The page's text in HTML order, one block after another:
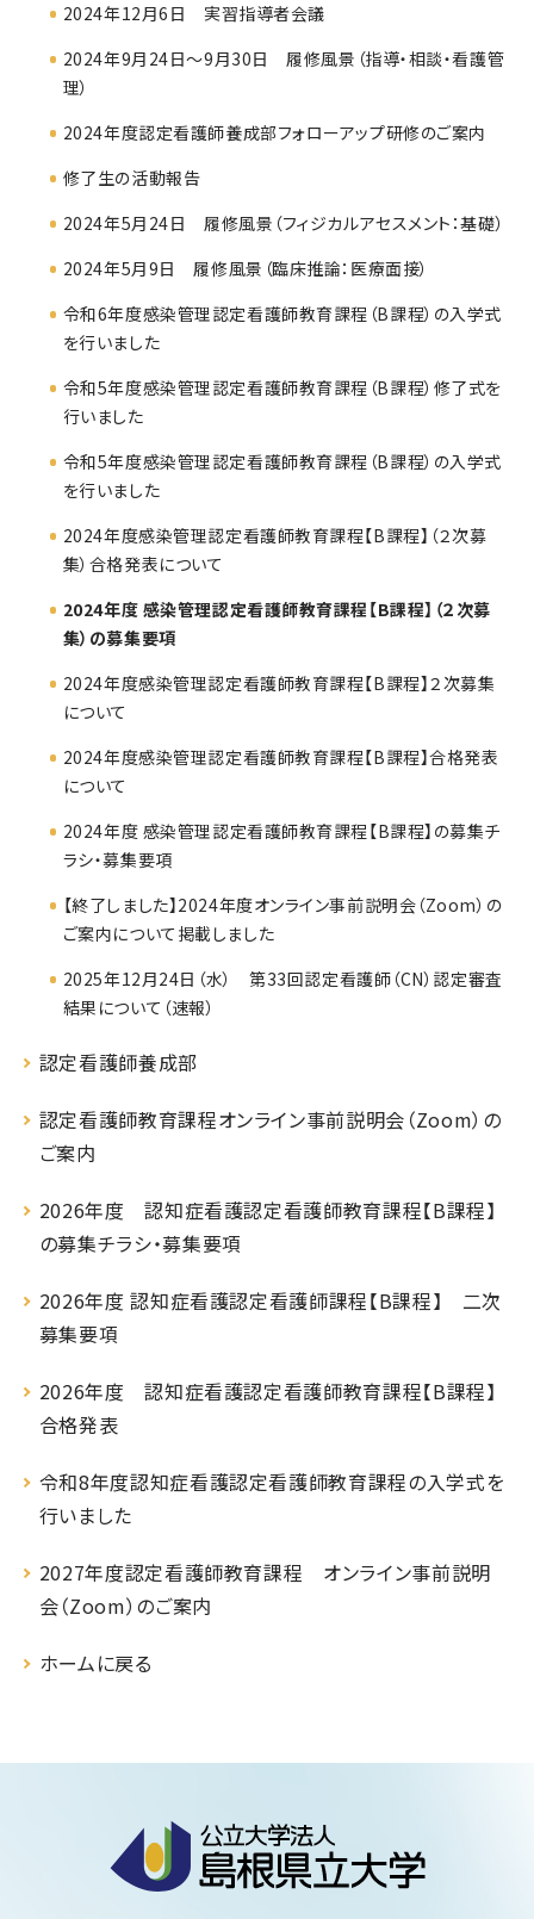
2024年12月6日 実習指導者会議
2024年9月24日～9月30日 履修風景（指導・相談・看護管
理）
2024年度認定看護師養成部フォローアップ研修のご案内
修了生の活動報告
2024年5月24日 履修風景（フィジカルアセスメント：基礎）
2024年5月9日 履修風景（臨床推論：医療面接）
令和6年度感染管理認定看護師教育課程（B課程）の入学式
を行いました
令和5年度感染管理認定看護師教育課程（B課程）修了式を
行いました
令和5年度感染管理認定看護師教育課程（B課程）の入学式
を行いました
2024年度感染管理認定看護師教育課程【B課程】（２次募
集）合格発表について
2024年度 感染管理認定看護師教育課程【B課程】（２次募
集）の募集要項
2024年度感染管理認定看護師教育課程【B課程】２次募集
について
2024年度感染管理認定看護師教育課程【B課程】合格発表
について
2024年度 感染管理認定看護師教育課程【B課程】の募集チ
ラシ・募集要項
【終了しました】2024年度オンライン事前説明会（Zoom）の
ご案内について掲載しました
2025年12月24日（水） 第33回認定看護師（CN）認定審査
結果について（速報）
認定看護師養成部
認定看護師教育課程オンライン事前説明会（Zoom）の
ご案内
2026年度 認知症看護認定看護師教育課程【B課程】
の募集チラシ・募集要項
2026年度 認知症看護認定看護師課程【B課程】 二次
募集要項
2026年度 認知症看護認定看護師教育課程【B課程】
合格発表
令和8年度認知症看護認定看護師教育課程の入学式を
行いました
2027年度認定看護師教育課程 オンライン事前説明
会（Zoom）のご案内
ホームに戻る